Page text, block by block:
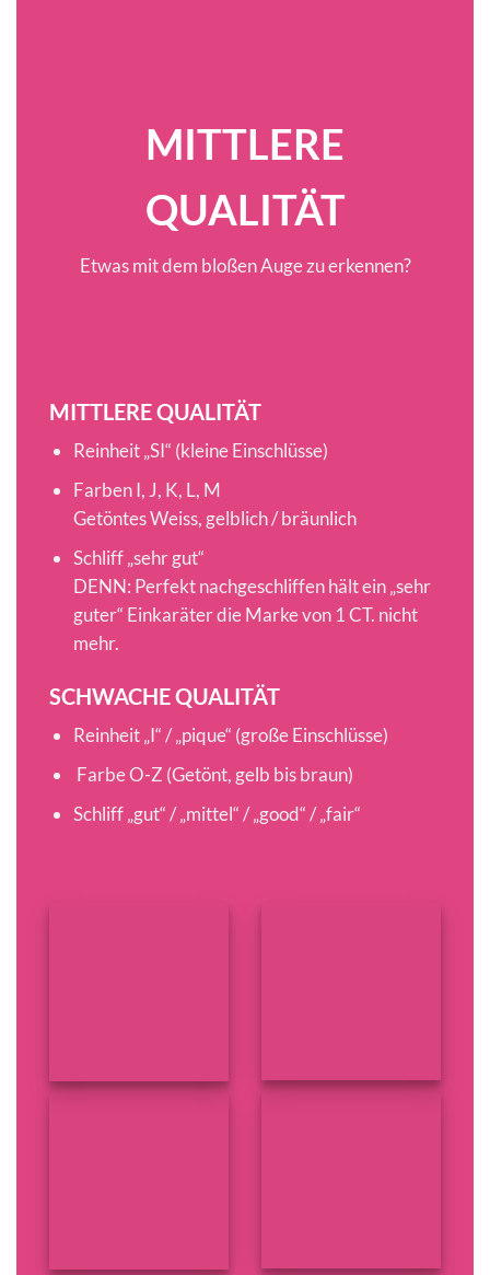
MITTLERE
QUALITÄT
Etwas mit dem bloßen Auge zu erkennen?
MITTLERE QUALITÄT
Reinheit „SI“ (kleine Einschlüsse)
Farben I, J, K, L, M
Getöntes Weiss, gelblich / bräunlich
Schliff „sehr gut“
DENN: Perfekt nachgeschliffen hält ein „sehr
guter“ Einkaräter die Marke von 1 CT. nicht
mehr.
SCHWACHE QUALITÄT
Reinheit „I“ / „pique“ (große Einschlüsse)
Farbe O-Z (Getönt, gelb bis braun)
Schliff „gut“ / „mittel“ / „good“ / „fair“